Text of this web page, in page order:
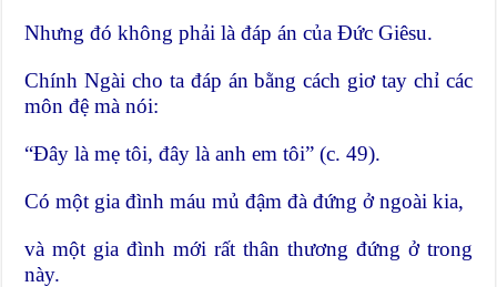
Nhưng đó không phải là đáp án của Đức Giêsu.
Chính Ngài cho ta đáp án bằng cách giơ tay chỉ các
môn đệ mà nói:
“Đây là mẹ tôi, đây là anh em tôi” (c. 49).
Có một gia đình máu mủ đậm đà đứng ở ngoài kia,
và một gia đình mới rất thân thương đứng ở trong
này.